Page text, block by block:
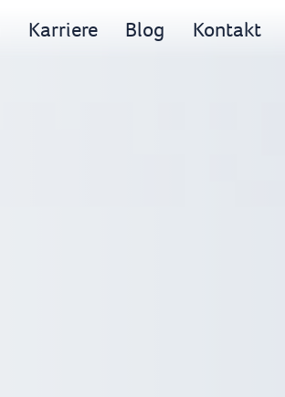
Karriere Blog Kontakt